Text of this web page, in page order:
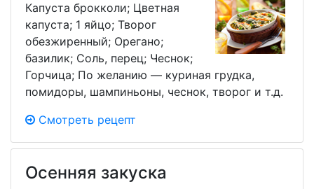
Капуста брокколи; Цветная
капуста; 1 яйцо; Творог
обезжиренный; Орегано;
базилик; Соль, перец; Чеснок;
Горчица; По желанию — куриная грудка,
помидоры, шампиньоны, чеснок, творог и т.д.
Смотреть рецепт
Осенняя закуска